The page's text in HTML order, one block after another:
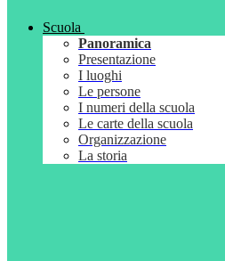
Scuola
Panoramica
Presentazione
I luoghi
Le persone
I numeri della scuola
Le carte della scuola
Organizzazione
La storia